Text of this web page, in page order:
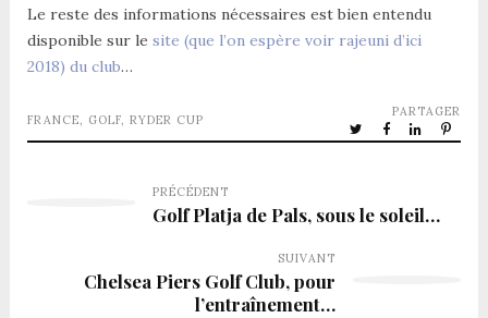
Le reste des informations nécessaires est bien entendu
disponible sur le site (que l’on espère voir rajeuni d’ici
2018) du club…
FRANCE, GOLF, RYDER CUP
PARTAGER
PRÉCÉDENT
Golf Platja de Pals, sous le soleil…
SUIVANT
Chelsea Piers Golf Club, pour
l’entraînement…